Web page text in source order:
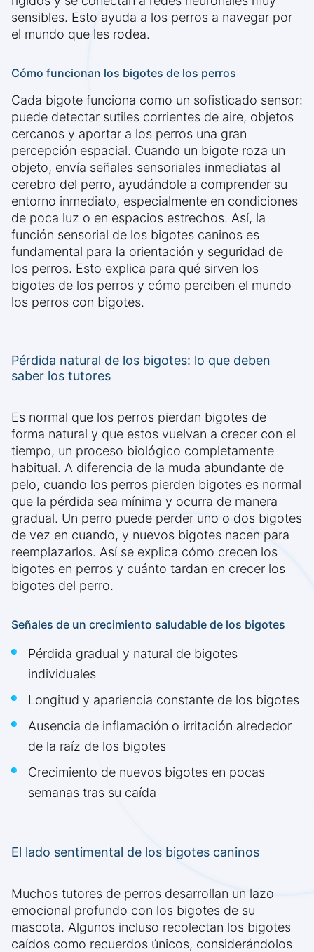
sensibles. Esto ayuda a los perros a navegar por
el mundo que les rodea.
Cómo funcionan los bigotes de los perros
Cada bigote funciona como un sofisticado sensor:
puede detectar sutiles corrientes de aire, objetos
cercanos y aportar a los perros una gran
percepción espacial. Cuando un bigote roza un
objeto, envía señales sensoriales inmediatas al
cerebro del perro, ayudándole a comprender su
entorno inmediato, especialmente en condiciones
de poca luz o en espacios estrechos. Así, la
función sensorial de los bigotes caninos es
fundamental para la orientación y seguridad de
los perros. Esto explica para qué sirven los
bigotes de los perros y cómo perciben el mundo
los perros con bigotes.
Pérdida natural de los bigotes: lo que deben
saber los tutores
Es normal que los perros pierdan bigotes de
forma natural y que estos vuelvan a crecer con el
tiempo, un proceso biológico completamente
habitual. A diferencia de la muda abundante de
pelo, cuando los perros pierden bigotes es normal
que la pérdida sea mínima y ocurra de manera
gradual. Un perro puede perder uno o dos bigotes
de vez en cuando, y nuevos bigotes nacen para
reemplazarlos. Así se explica cómo crecen los
bigotes en perros y cuánto tardan en crecer los
bigotes del perro.
Señales de un crecimiento saludable de los bigotes
Pérdida gradual y natural de bigotes
individuales
Longitud y apariencia constante de los bigotes
Ausencia de inflamación o irritación alrededor
de la raíz de los bigotes
Crecimiento de nuevos bigotes en pocas
semanas tras su caída
El lado sentimental de los bigotes caninos
Muchos tutores de perros desarrollan un lazo
emocional profundo con los bigotes de su
mascota. Algunos incluso recolectan los bigotes
caídos como recuerdos únicos, considerándolos